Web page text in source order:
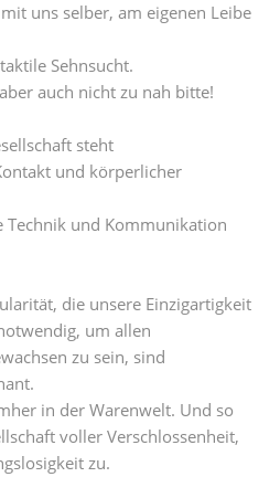
uns selber, am eigenen Leibe
Sehnsucht.
auch nicht zu nah bitte!
steht
und körperlicher
und Kommunikation
die unsere Einzigartigkeit
um allen
zu sein, sind
in der Warenwelt. Und so
voller Verschlossenheit,
zu.